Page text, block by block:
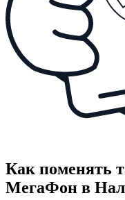
Как поменять
МегаФон в